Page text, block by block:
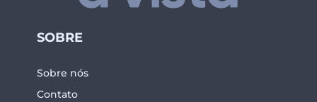
SOBRE
Sobre nós
Contato